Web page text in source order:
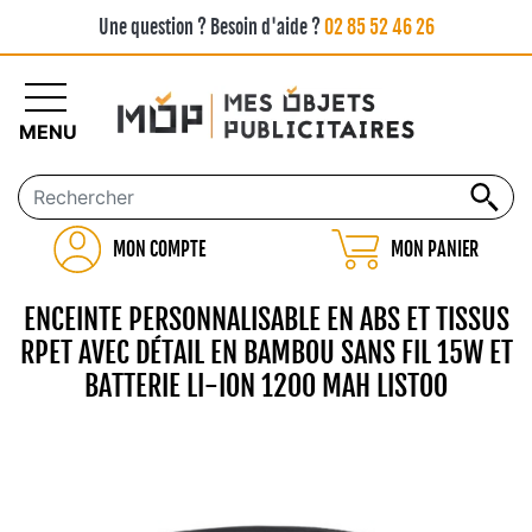
Une question ? Besoin d'aide ?02 85 52 46 26
MON COMPTE MON PANIER
MENU
ENCEINTE PERSONNALISABLE EN ABS ET TISSUS
RPET AVEC DÉTAIL EN BAMBOU SANS FIL 15W ET
BATTERIE LI-ION 1200 MAH LISTOO